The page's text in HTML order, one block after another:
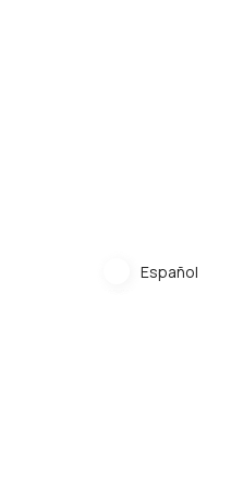
Español
Español